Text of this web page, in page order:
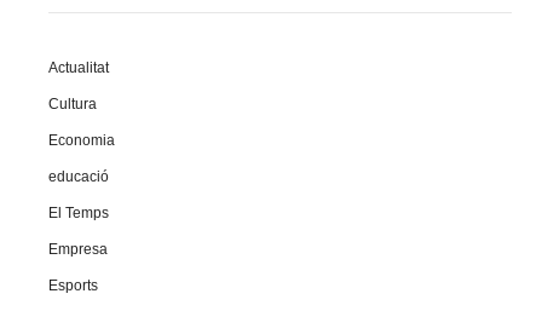
Actualitat
Cultura
Economia
educació
El Temps
Empresa
Esports